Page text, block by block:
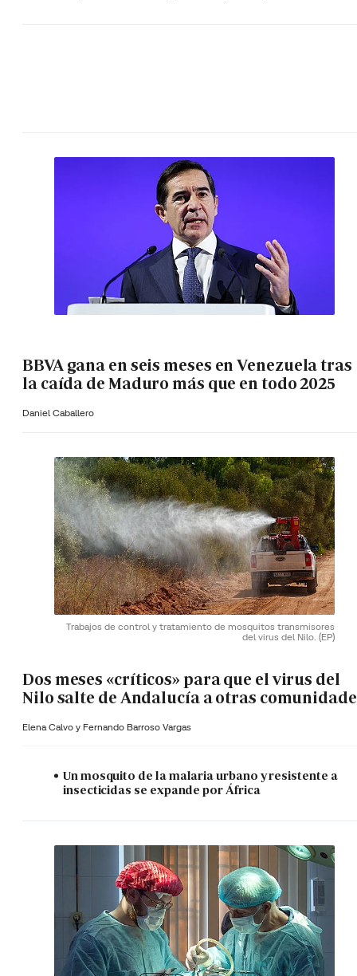
BBVA gana en seis meses en Venezuela tras
la caída de Maduro más que en todo 2025
Daniel Caballero
Trabajos de control y tratamiento de mosquitos transmisores
del virus del Nilo. (EP)
Dos meses «críticos» para que el virus del
Nilo salte de Andalucía a otras
Elena Calvo y Fernando Barroso Vargas
Un mosquito de la malaria urbano y resistente a
insecticidas se expande por África